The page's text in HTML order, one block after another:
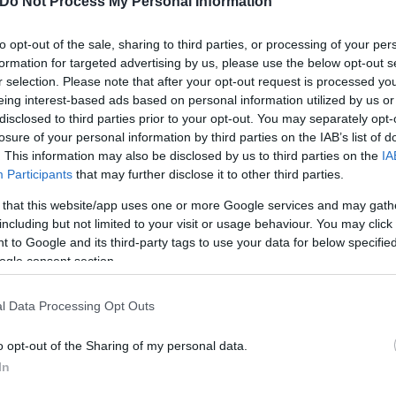
opt-out of the sale, sharing to third parties, or processing of your
for targeted advertising by us, please use the below opt-out
selection. Please note that after your opt-out request is processed
interest-based ads based on personal information utilized by us
to third parties prior to your opt-out. You may separately
of your personal information by third parties on the IAB’s list of
This information may also be disclosed by us to third parties on the
Participants that may further disclose it to other third parties.
that this website/app uses one or more Google services and may
but not limited to your visit or usage behaviour. You may
to Google and its third-party tags to use your data for below
consent section.
Data Processing Opt Outs
opt-out of the Sharing of my personal data.
και Μεταφορών, Βασίλη Οικονόμου, του
και Ενέργειας, Νικόλαου Ταγαρά και του
Ευάγγελου Τουρνά, θεσπίστηκε το νέο
την ίδρυση και λειτουργία των εφεξής
πρατήρια) που εξυπηρετούν:
"Οδικές Συγκοινωνίες" (Ο.ΣΥ . Α.Ε.)
(Ο.Τ.Α.) και των επιχειρήσεών τους.